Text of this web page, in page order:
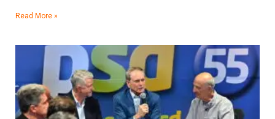
Read More »